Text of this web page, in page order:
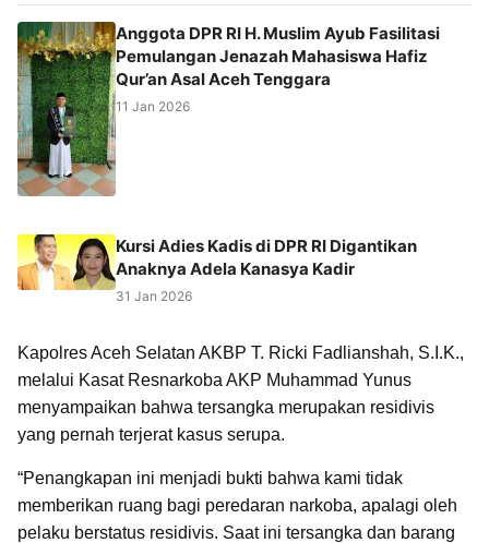
Anggota DPR RI H. Muslim Ayub Fasilitasi
Pemulangan Jenazah Mahasiswa Hafiz
Qur’an Asal Aceh Tenggara
11 Jan 2026
Kursi Adies Kadis di DPR RI Digantikan
Anaknya Adela Kanasya Kadir
31 Jan 2026
Kapolres Aceh Selatan AKBP T. Ricki Fadlianshah, S.I.K.,
melalui Kasat Resnarkoba AKP Muhammad Yunus
menyampaikan bahwa tersangka merupakan residivis
yang pernah terjerat kasus serupa.
“Penangkapan ini menjadi bukti bahwa kami tidak
memberikan ruang bagi peredaran narkoba, apalagi oleh
pelaku berstatus residivis. Saat ini tersangka dan barang